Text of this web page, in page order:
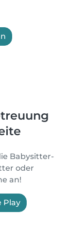
Babysitter-
oder
an!
Play